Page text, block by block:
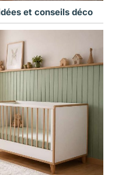
et conseils déco